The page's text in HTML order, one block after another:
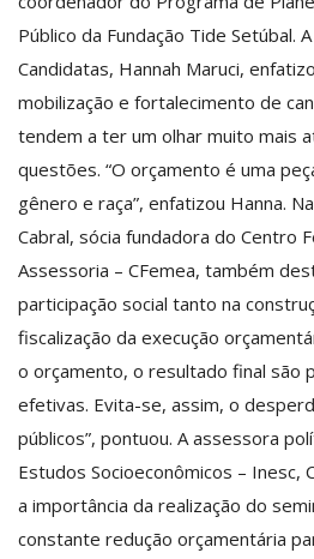
Público da Fundação Tide Setúbal.
Candidatas, Hannah Maruci,
mobilização e fortalecimento de
tendem a ter um olhar muito mais
questões. “O orçamento é uma
gênero e raça”, enfatizou Hanna.
Cabral, sócia fundadora do Centro
Assessoria – CFemea, também
participação social tanto na
fiscalização da execução
o orçamento, o resultado final são
efetivas. Evita-se, assim, o
públicos”, pontuou. A assessora
Estudos Socioeconômicos – Inesc,
a importância da realização do
constante redução orçamentária